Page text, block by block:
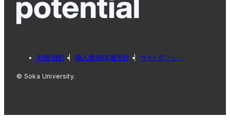
利用規約 個人情報保護方針 サイトポリシー
© Soka University.